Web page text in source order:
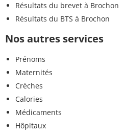
Résultats du brevet à Brochon
Résultats du BTS à Brochon
Nos autres services
Prénoms
Maternités
Crèches
Calories
Médicaments
Hôpitaux